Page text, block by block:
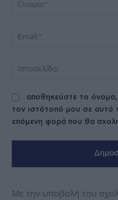
αποθηκεύστε το όνομα,
τον ιστότοπό μου σε αυτό
επόμενη φορά που θα
Με την υποβολή του